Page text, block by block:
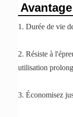
1. Durée de vie
2. Résiste à
utilisation
3. Économisez